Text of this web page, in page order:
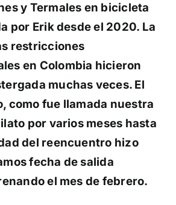
y Termales en bicicleta
por Erik desde el 2020. La
restricciones
en Colombia hicieron
muchas veces. El
como fue llamada nuestra
por varios meses hasta
del reencuentro hizo
fecha de salida
el mes de febrero.